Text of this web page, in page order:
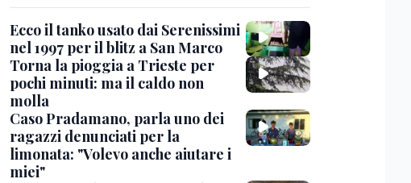
Ecco il tanko usato dai Serenissimi
nel 1997 per il blitz a San Marco
Torna la pioggia a Trieste per
pochi minuti: ma il caldo non
molla
Caso Pradamano, parla uno dei
ragazzi denunciati per la
limonata: "Volevo anche aiutare i
miei"